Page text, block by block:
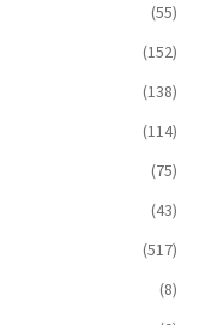
(55)
(152)
(138)
(114)
(75)
(43)
(517)
(8)